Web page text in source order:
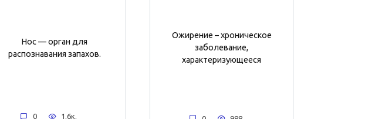
Нос — орган для
распознавания запахов.
0 1.6к.
Ожирение – хроническое
заболевание,
характеризующееся